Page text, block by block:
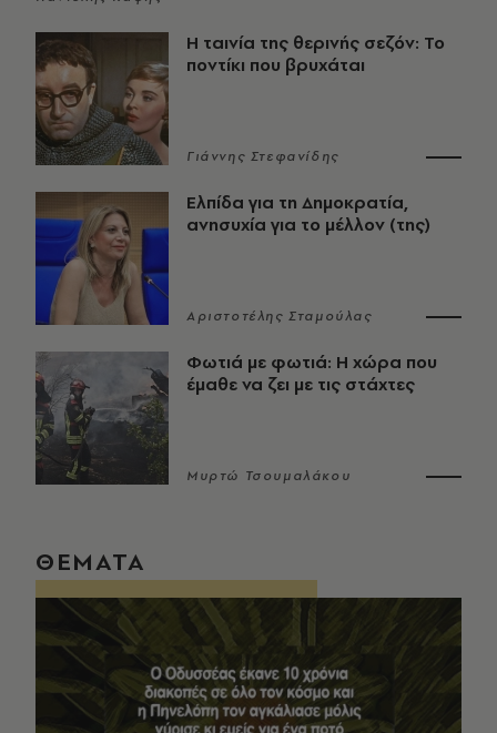
Η ταινία της θερινής σεζόν: Το
ποντίκι που βρυχάται
Γιάννης Στεφανίδης
Ελπίδα για τη Δημοκρατία,
ανησυχία για το μέλλον (της)
Αριστοτέλης Σταμούλας
Φωτιά με φωτιά: Η χώρα που
έμαθε να ζει με τις στάχτες
Μυρτώ Τσουμαλάκου
ΘΕΜΑΤΑ